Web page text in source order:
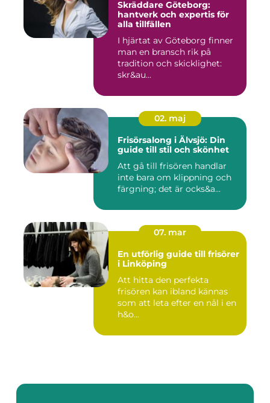
Skräddare Göteborg:
hantverk och expertis för
alla tillfällen
I hjärtat av Göteborg finner
man en bransch rik på
tradition och skicklighet:
skr&au...
02. maj
Frisörsalong i Älvsjö: Din
guide till stil och skönhet
Att gå till frisören handlar
inte bara om klippning och
färgning; det är ocks&a...
07. mar
En utförlig guide till frisörer
i Linköping
Att hitta den perfekta
frisören kan ibland kännas
som att leta efter en nål i en
h&o...